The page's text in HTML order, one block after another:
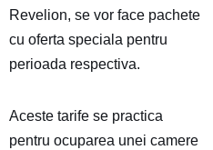
Revelion, se vor face pachete
cu oferta speciala pentru
perioada respectiva.
Aceste tarife se practica
pentru ocuparea unei camere